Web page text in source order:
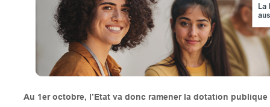
Au 1er octobre, l’Etat va donc ramener la dotation publique